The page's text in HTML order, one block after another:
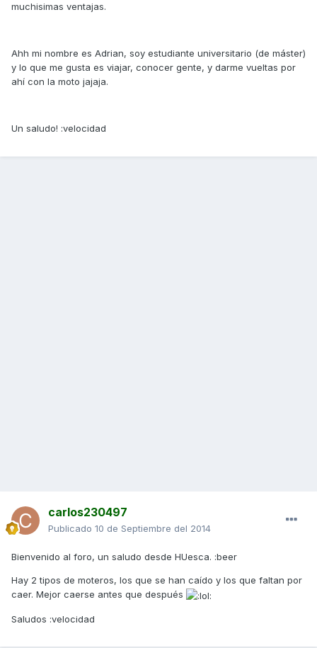
muchisimas ventajas.
Ahh mi nombre es Adrian, soy estudiante universitario (de máster)
y lo que me gusta es viajar, conocer gente, y darme vueltas por
ahí con la moto jajaja.
Un saludo! :velocidad
carlos230497
Publicado 10 de Septiembre del 2014
Bienvenido al foro, un saludo desde HUesca. :beer
Hay 2 tipos de moteros, los que se han caído y los que faltan por
caer. Mejor caerse antes que después
Saludos :velocidad